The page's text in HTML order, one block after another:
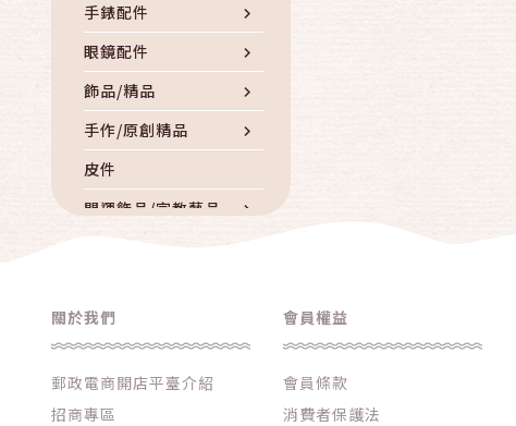
手錶配件
眼鏡配件
飾品/精品
手作/原創精品
皮件
開運飾品/宗教藝品
其他服飾/配件/精品
關於我們
郵政電商開店平臺介紹
招商專區
會員權益
會員條款
消費者保護法